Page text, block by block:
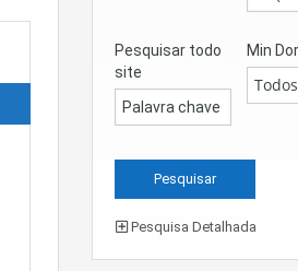
Pesquisar todo
site
Min
Todos
Pesquisa Detalhada